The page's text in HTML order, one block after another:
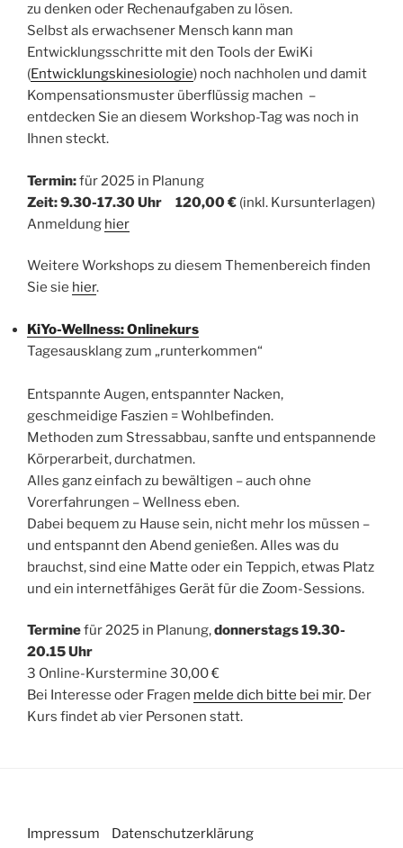
zu denken oder Rechenaufgaben zu lösen.
Selbst als erwachsener Mensch kann man
Entwicklungsschritte mit den Tools der EwiKi
(Entwicklungskinesiologie) noch nachholen und damit
Kompensationsmuster überflüssig machen –
entdecken Sie an diesem Workshop-Tag was noch in
Ihnen steckt.
Termin:für 2025 in Planung
Zeit: 9.30-17.30 Uhr 120,00 € (inkl. Kursunterlagen)
Anmeldung hier
Weitere Workshops zu diesem Themenbereich finden
Sie sie hier.
KiYo-Wellness: Onlinekurs
Tagesausklang zum „runterkommen“
Entspannte Augen, entspannter Nacken,
geschmeidige Faszien = Wohlbefinden.
Methoden zum Stressabbau, sanfte und entspannende
Körperarbeit, durchatmen.
Alles ganz einfach zu bewältigen – auch ohne
Vorerfahrungen – Wellness eben.
Dabei bequem zu Hause sein, nicht mehr los müssen –
und entspannt den Abend genießen. Alles was du
brauchst, sind eine Matte oder ein Teppich, etwas Platz
und ein internetfähiges Gerät für die Zoom-Sessions.
Terminefür 2025 in Planung,donnerstags 19.30-
20.15 Uhr
3 Online-Kurstermine 30,00 €
Bei Interesse oder Fragen melde dich bitte bei mir. Der
Kurs findet ab vier Personen statt.
Impressum
Datenschutzerklärung